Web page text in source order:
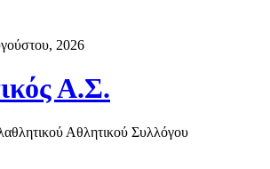
2026
Α.Σ.
Αθλητικού Συλλόγου